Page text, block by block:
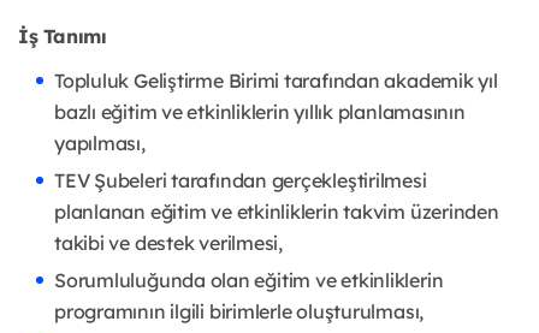
İş Tanımı
Topluluk Geliştirme Birimi tarafından akademik yıl
bazlı eğitim ve etkinliklerin yıllık planlamasının
yapılması,
TEV Şubeleri tarafından gerçekleştirilmesi
planlanan eğitim ve etkinliklerin takvim üzerinden
takibi ve destek verilmesi,
Sorumluluğunda olan eğitim ve etkinliklerin
programının ilgili birimlerle oluşturulması,